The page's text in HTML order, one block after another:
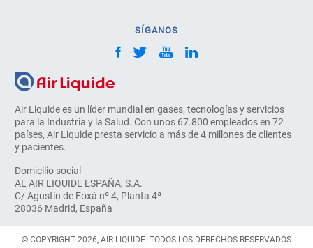
Air Liquide es un líder mundial en gases, tecnologías y servicios
para la Industria y la Salud. Con unos 67.800 empleados en 72
países, Air Liquide presta servicio a más de 4 millones de clientes
y pacientes.
Domicilio social
AL AIR LIQUIDE ESPAÑA, S.A.
C/ Agustín de Foxá nº 4, Planta 4ª
28036 Madrid, España
SÍGANOS
© COPYRIGHT 2026, AIR LIQUIDE. TODOS LOS DERECHOS RESERVADOS